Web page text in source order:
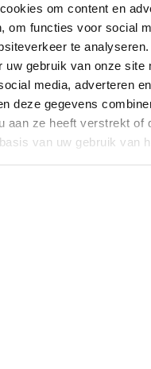
om content en
om functies voor social
te
uw gebruik van onze site
media, adverteren
deze gegevens
aan ze heeft verstrekt of
van uw gebruik van
zijn in een formaat van
altijd gratis aan ons
bij ons
terug.
nabestelling
aan